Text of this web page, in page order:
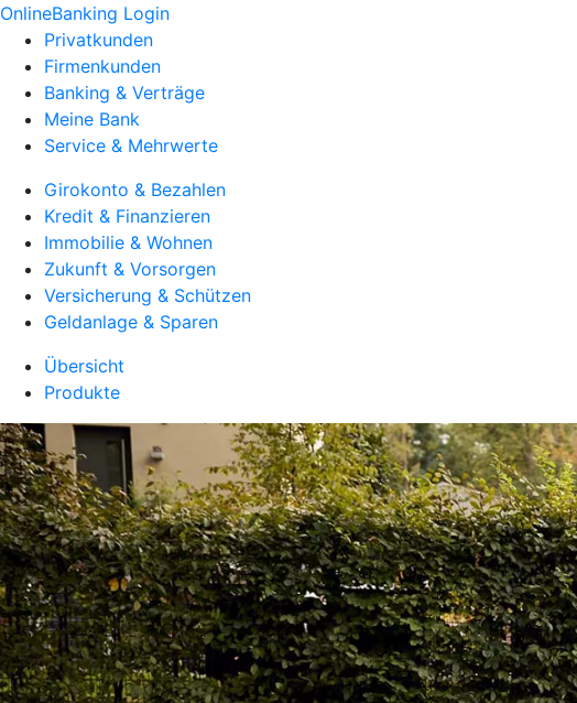
OnlineBanking Login
Privatkunden
Firmenkunden
Banking & Verträge
Meine Bank
Service & Mehrwerte
Girokonto & Bezahlen
Kredit & Finanzieren
Immobilie & Wohnen
Zukunft & Vorsorgen
Versicherung & Schützen
Geldanlage & Sparen
Übersicht
Produkte